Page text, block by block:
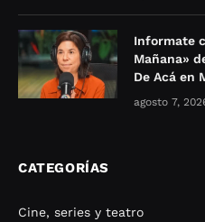
Informate
Mañana»
De Acá en
agosto 7,
CATEGORÍAS
Cine, series y teatro